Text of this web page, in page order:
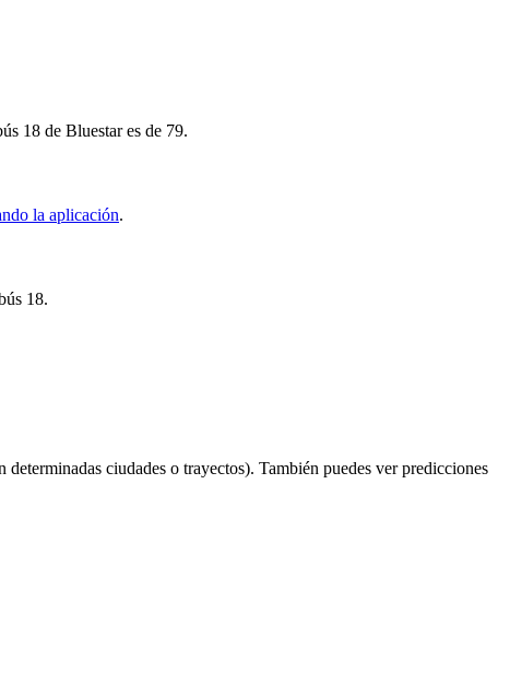
18 de Bluestar es de 79.
la aplicación.
18.
determinadas ciudades o trayectos). También puedes ver predicciones